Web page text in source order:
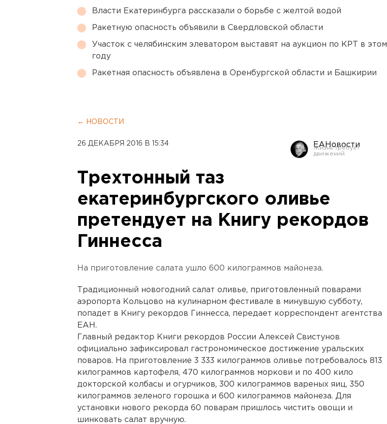
Власти Екатеринбурга рассказали о борьбе с желтой водой
Ракетную опасность объявили в Свердловской области
Участок с челябинским элеватором выставят на аукцион по КРТ в этом
году
Ракетная опасность объявлена в Оренбургской области и Башкирии
← НОВОСТИ
26 ДЕКАБРЯ 2016 В 15:34 ЕАНовости
Трехтонный таз
екатеринбургского оливье
претендует на Книгу рекордов
Гиннесса
На приготовление салата ушло 600 килограммов майонеза.
Традиционный новогодний салат оливье, приготовленный поварами
аэропорта Кольцово на кулинарном фестивале в минувшую субботу,
попадет в Книгу рекордов Гиннесса, передает корреспондент агентства
ЕАН.
Главный редактор Книги рекордов России Алексей Свистунов
официально зафиксировал гастрономическое достижение уральских
поваров. На приготовление 3 333 килограммов оливье потребовалось 813
килограммов картофеля, 470 килограммов моркови и по 400 кило
докторской колбасы и огурчиков, 300 килограммов вареных яиц, 350
килограммов зеленого горошка и 600 килограммов майонеза. Для
установки нового рекорда 60 поварам пришлось чистить овощи и
шинковать салат вручную.